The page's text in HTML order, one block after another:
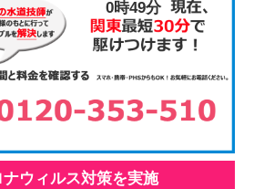
0時49分
ウィルス対策を実施